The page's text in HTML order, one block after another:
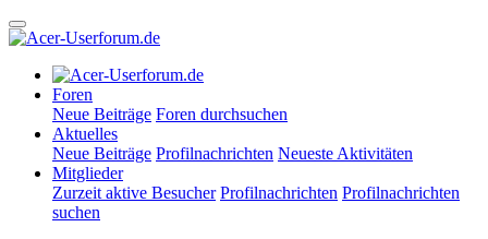
Foren
Neue Beiträge Foren durchsuchen
Aktuelles
Neue Beiträge Profilnachrichten Neueste Aktivitäten
Mitglieder
Zurzeit aktive Besucher Profilnachrichten Profilnachrichten
suchen